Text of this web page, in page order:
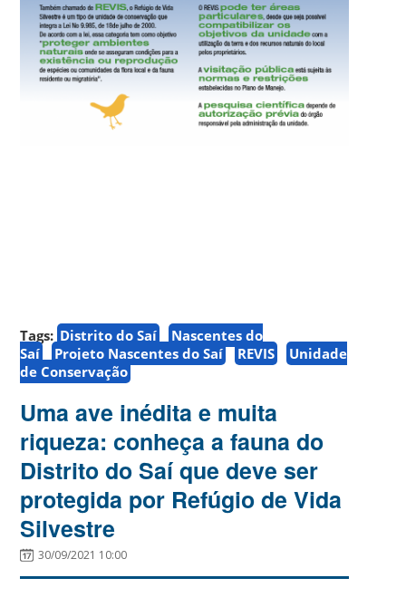
Tags: Distrito do Saí
Nascentes do
Saí
Projeto Nascentes do Saí REVIS
Unidade
de Conservação
Uma ave inédita e muita
riqueza: conheça a fauna do
Distrito do Saí que deve ser
protegida por Refúgio de Vida
Silvestre
30/09/2021 10:00